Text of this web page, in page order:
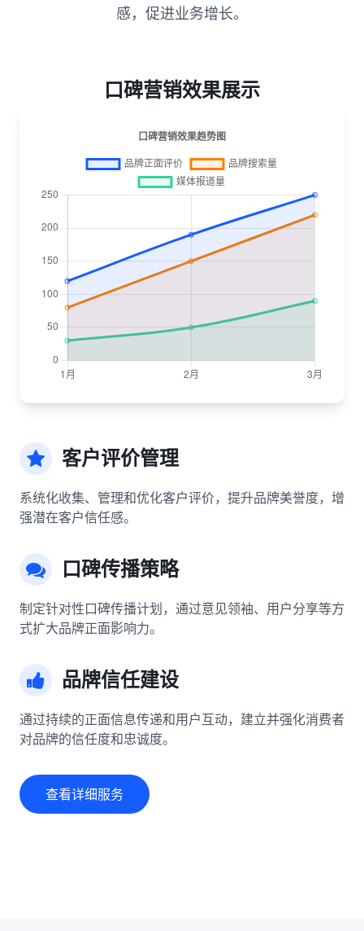
感，促进业务增长。
口碑营销效果展示
客户评价管理
系统化收集、管理和优化客户评价，提升品牌美誉度，增
强潜在客户信任感。
口碑传播策略
制定针对性口碑传播计划，通过意见领袖、用户分享等方
式扩大品牌正面影响力。
品牌信任建设
通过持续的正面信息传递和用户互动，建立并强化消费者
对品牌的信任度和忠诚度。
查看详细服务